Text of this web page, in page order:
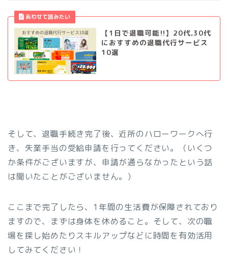
【1日で退職可能!!】20代,30代
におすすめの退職代行サービス
10選
そして、退職手続き完了後、近所のハローワークへ行
き、失業手当の受給申請を行ってください。（いくつ
か条件がございますが、申請が通らなかったという話
は聞いたことがございません。）
ここまで完了したら、1年間の生活費が保障されており
ますので、まずは身体を休めること。そして、次の職
場を探し始めたりスキルアップなどに時間を有効活用
してみてください！